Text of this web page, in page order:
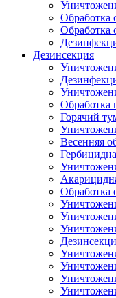
Обработка
Обработка
Дезинсекция
Обработка
Горячий
Весенняя
Обработка